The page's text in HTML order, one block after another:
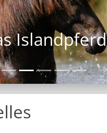
Islandpferd